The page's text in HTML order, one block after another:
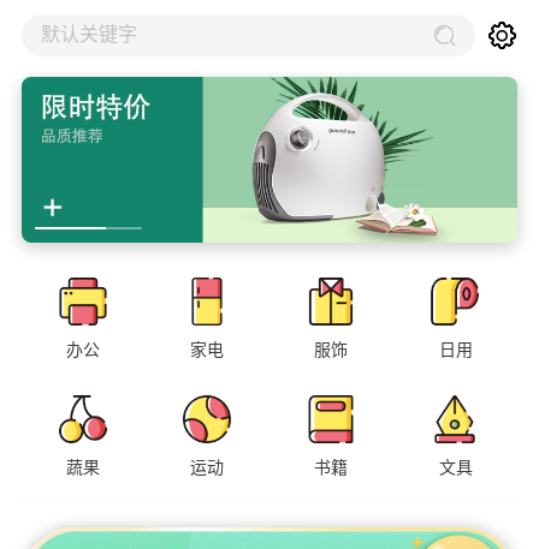
默认关键字
办公 家电 服饰 日用
蔬果 运动 书籍 文具